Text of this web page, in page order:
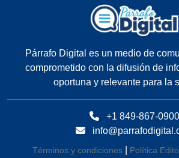
Párrafo Digital es un medio de
comprometido con la difusión de
oportuna y relevante para la
+1 849-867-0900
Términos y condiciones| Política